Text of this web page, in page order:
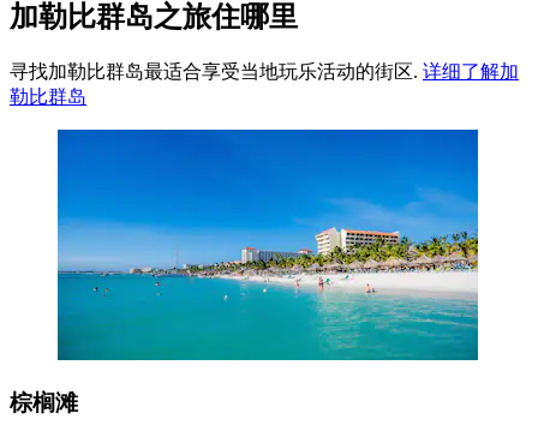
加勒比群岛之旅住哪里
寻找加勒比群岛最适合享受当地玩乐活动的街区. 详细了解加
勒比群岛
棕榈滩